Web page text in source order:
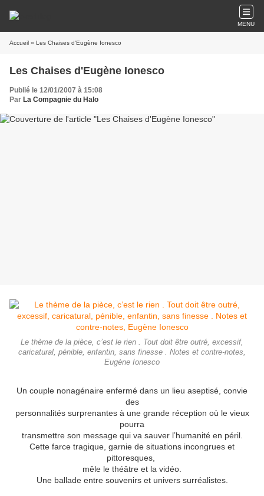
MENU
Accueil » Les Chaises d'Eugène Ionesco
Les Chaises d'Eugène Ionesco
Publié le 12/01/2007 à 15:08
Par La Compagnie du Halo
Le thème de la pièce, c’est le rien . Tout doit être outré, excessif,
caricatural, pénible, enfantin, sans finesse . Notes et contre-notes,
Eugène Ionesco
Un couple nonagénaire enfermé dans un lieu aseptisé, convie
des
personnalités surprenantes à une grande réception où le vieux
pourra
transmettre son message qui va sauver l’humanité en péril.
Cette farce tragique, garnie de situations incongrues et
pittoresques,
mêle le théâtre et la vidéo.
Une ballade entre souvenirs et univers surréalistes.